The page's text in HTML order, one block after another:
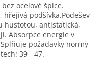
ocelové špice.
hřejivá podšívka.Podešev
hustotou, antistatická,
Absorpce energie v
požadavky normy
39 - 47.